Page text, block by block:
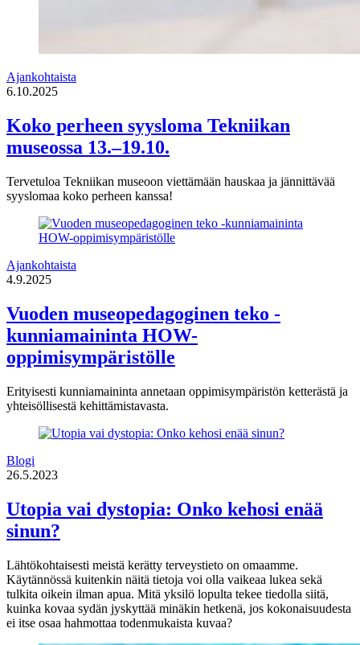
Ajankohtaista
6.10.2025
Koko perheen syysloma Tekniikan
museossa 13.–19.10.
Tervetuloa Tekniikan museoon viettämään hauskaa ja jännittävää
syyslomaa koko perheen kanssa!
Ajankohtaista
4.9.2025
Vuoden museopedagoginen teko -
kunniamaininta HOW-
oppimisympäristölle
Erityisesti kunniamaininta annetaan oppimisympäristön ketterästä ja
yhteisöllisestä kehittämistavasta.
Blogi
26.5.2023
Utopia vai dystopia: Onko kehosi enää
sinun?
Lähtökohtaisesti meistä kerätty terveystieto on omaamme.
Käytännössä kuitenkin näitä tietoja voi olla vaikeaa lukea sekä
tulkita oikein ilman apua. Mitä yksilö lopulta tekee tiedolla siitä,
kuinka kovaa sydän jyskyttää minäkin hetkenä, jos kokonaisuudesta
ei itse osaa hahmottaa todenmukaista kuvaa?